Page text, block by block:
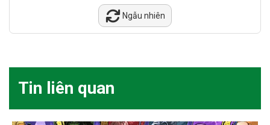
Ngẫu nhiên
Tin liên quan